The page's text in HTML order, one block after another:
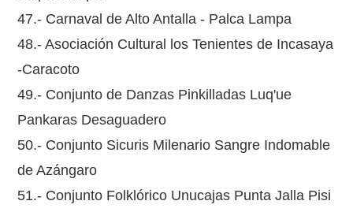
47.- Carnaval de Alto Antalla - Palca Lampa
48.- Asociación Cultural los Tenientes de Incasaya
-Caracoto
49.- Conjunto de Danzas Pinkilladas Luq'ue
Pankaras Desaguadero
50.- Conjunto Sicuris Milenario Sangre Indomable
de Azángaro
51.- Conjunto Folklórico Unucajas Punta Jalla Pisi